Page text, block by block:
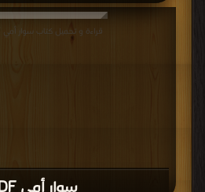
سوار أمي PDF
قراءة و تحميل كتاب سوار أمي PDF مجانا